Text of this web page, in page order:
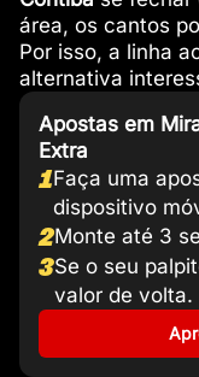
área, os cantos
Por isso, a linha
alternativa
Apostas em
Extra
1Faça uma
dispositivo
2Monte até 3
3Se o seu
valor de volta.